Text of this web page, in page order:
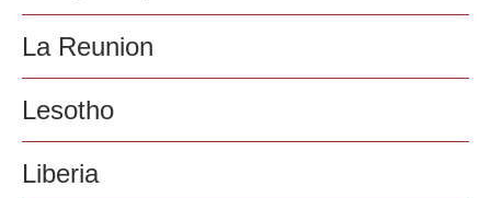
La Reunion
Lesotho
Liberia